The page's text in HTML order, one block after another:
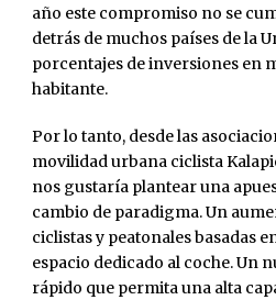
año este compromiso no se
detrás de muchos países de la
porcentajes de inversiones en
habitante.
Por lo tanto, desde las
movilidad urbana ciclista
nos gustaría plantear una
cambio de paradigma. Un
ciclistas y peatonales basadas
espacio dedicado al coche. Un
rápido que permita una alta